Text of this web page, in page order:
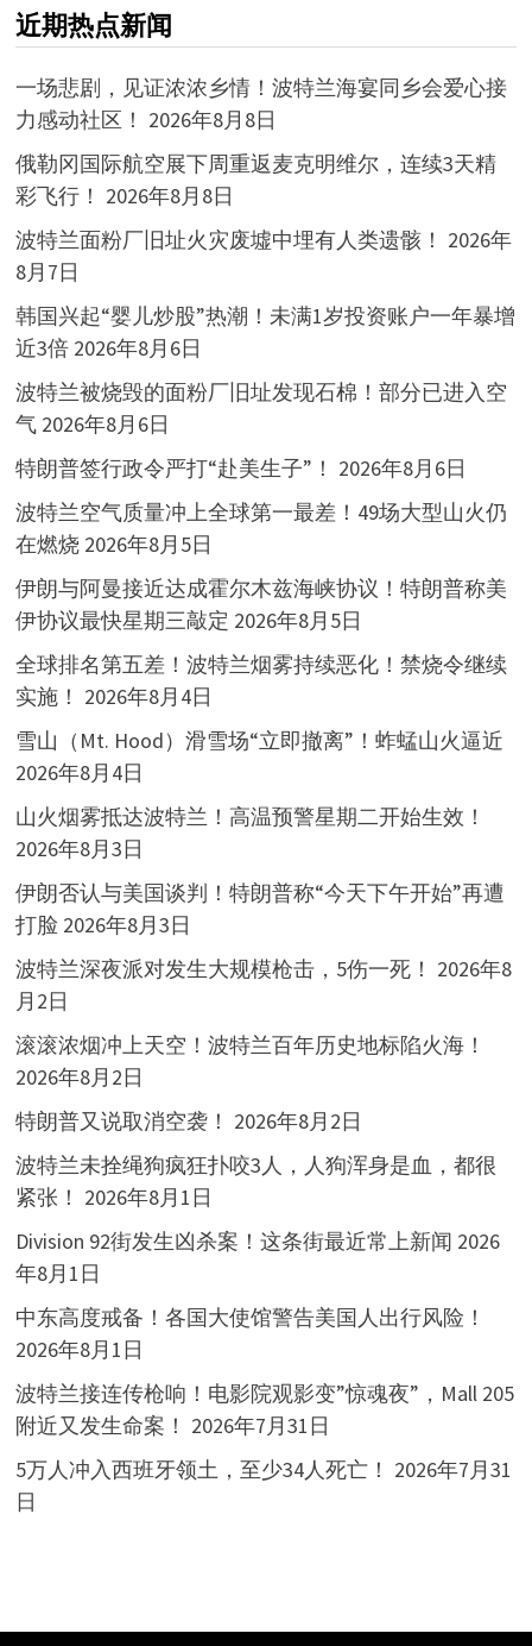
近期热点新闻
一场悲剧，见证浓浓乡情！波特兰海宴同乡会爱心接
力感动社区！ 2026年8月8日
俄勒冈国际航空展下周重返麦克明维尔，连续3天精
彩飞行！ 2026年8月8日
波特兰面粉厂旧址火灾废墟中埋有人类遗骸！ 2026年
8月7日
韩国兴起“婴儿炒股”热潮！未满1岁投资账户一年暴增
近3倍 2026年8月6日
波特兰被烧毁的面粉厂旧址发现石棉！部分已进入空
气 2026年8月6日
特朗普签行政令严打“赴美生子”！ 2026年8月6日
波特兰空气质量冲上全球第一最差！49场大型山火仍
在燃烧 2026年8月5日
伊朗与阿曼接近达成霍尔木兹海峡协议！特朗普称美
伊协议最快星期三敲定 2026年8月5日
全球排名第五差！波特兰烟雾持续恶化！禁烧令继续
实施！ 2026年8月4日
雪山（Mt. Hood）滑雪场“立即撤离”！蚱蜢山火逼近
2026年8月4日
山火烟雾抵达波特兰！高温预警星期二开始生效！
2026年8月3日
伊朗否认与美国谈判！特朗普称“今天下午开始”再遭
打脸 2026年8月3日
波特兰深夜派对发生大规模枪击，5伤一死！ 2026年8
月2日
滚滚浓烟冲上天空！波特兰百年历史地标陷火海！
2026年8月2日
特朗普又说取消空袭！ 2026年8月2日
波特兰未拴绳狗疯狂扑咬3人，人狗浑身是血，都很
紧张！ 2026年8月1日
Division 92街发生凶杀案！这条街最近常上新闻 2026
年8月1日
中东高度戒备！各国大使馆警告美国人出行风险！
2026年8月1日
波特兰接连传枪响！电影院观影变”惊魂夜”，Mall 205
附近又发生命案！ 2026年7月31日
5万人冲入西班牙领土，至少34人死亡！ 2026年7月31
日